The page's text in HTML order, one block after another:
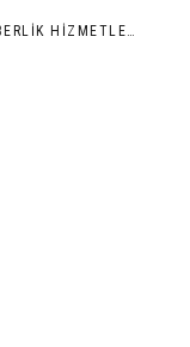
OKULLARDA PSIKOLOJIK DANIŞMA VE REHBERLIK HIZMETLERI